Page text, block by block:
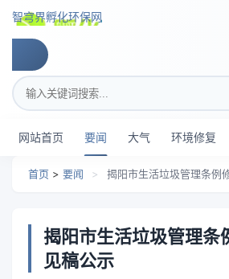
智穹界孵化环保网
搜索关键词
网站首页 要闻 大气 环境修复
首页 > 要闻 > 揭阳市生活垃圾管理条例
揭阳市生活垃圾管理条
见稿公示